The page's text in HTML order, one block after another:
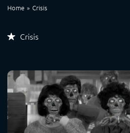
Home Crisis
Crisis